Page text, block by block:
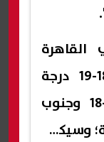
القاهرة
متوقع أن تتراوح ما بين 18-19 درجة
والسواحل الشمالية من 17-18 وجنوب
مئوية؛ وسيكون